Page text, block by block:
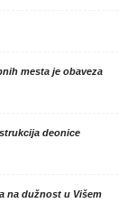
mesta je obaveza
deonice
na dužnost u Višem